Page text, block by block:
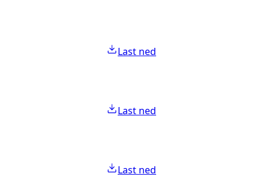
Last ned
Last ned
Last ned